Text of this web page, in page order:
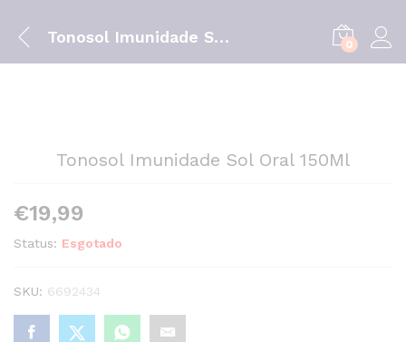
Tonosol Imunidade Sol Oral 150Ml 0
Tonosol Imunidade Sol Oral 150Ml
€19,99
Status: Esgotado
SKU: 6692434